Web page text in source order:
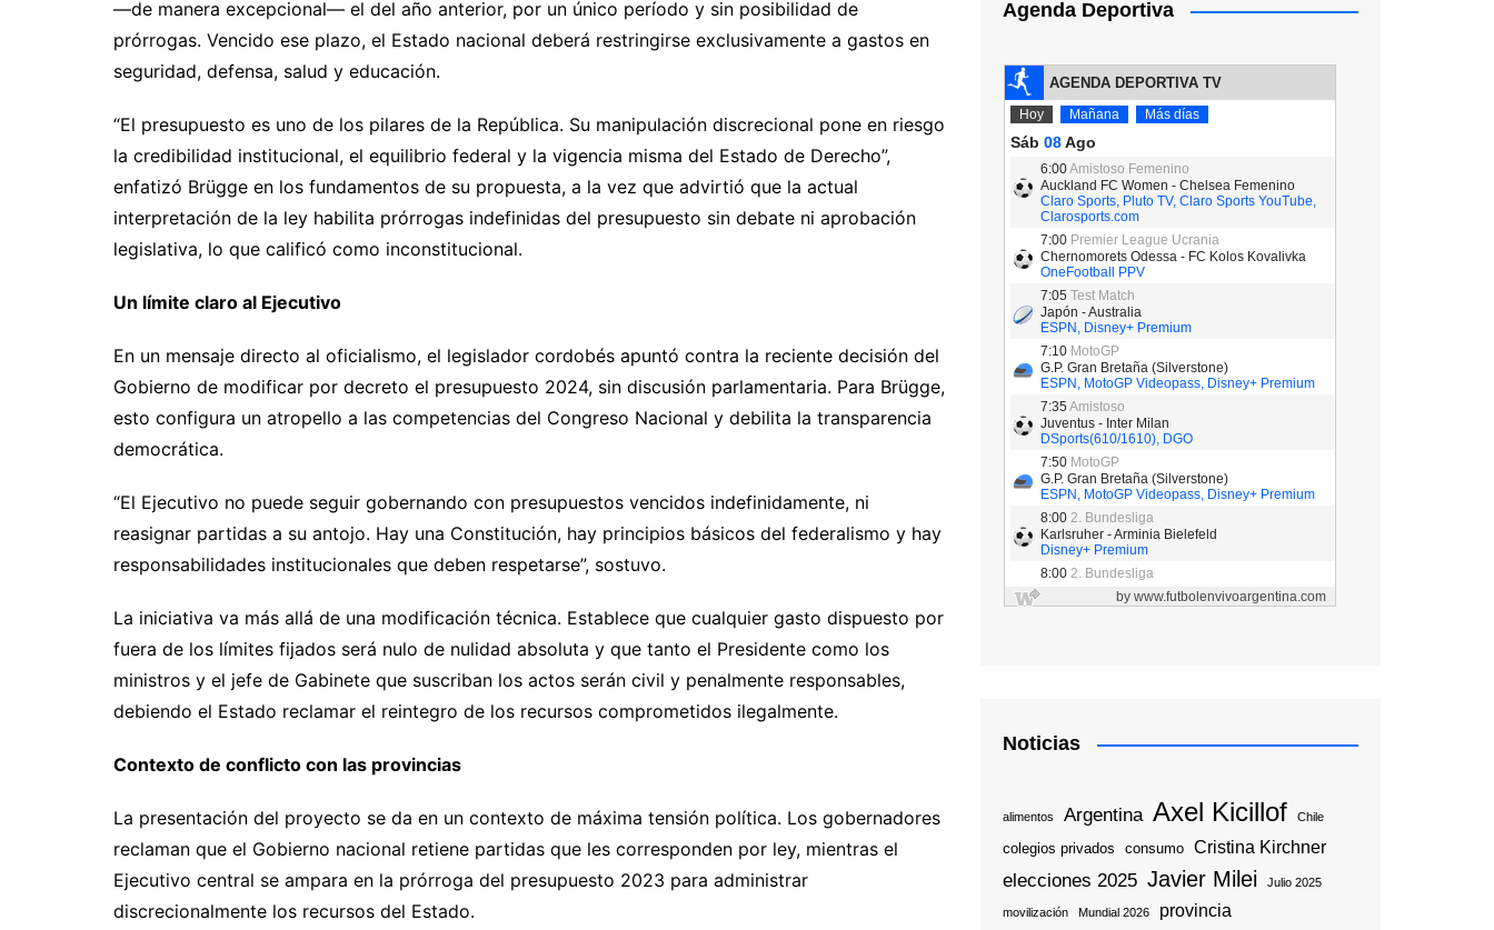
—de manera excepcional— el del año anterior, por un único período y sin posibilidad de
prórrogas. Vencido ese plazo, el Estado nacional deberá restringirse exclusivamente a gastos en
seguridad, defensa, salud y educación.
“El presupuesto es uno de los pilares de la República. Su manipulación discrecional pone en riesgo
la credibilidad institucional, el equilibrio federal y la vigencia misma del Estado de Derecho”,
enfatizó Brügge en los fundamentos de su propuesta, a la vez que advirtió que la actual
interpretación de la ley habilita prórrogas indefinidas del presupuesto sin debate ni aprobación
legislativa, lo que calificó como inconstitucional.
Un límite claro al Ejecutivo
En un mensaje directo al oficialismo, el legislador cordobés apuntó contra la reciente decisión del
Gobierno de modificar por decreto el presupuesto 2024, sin discusión parlamentaria. Para Brügge,
esto configura un atropello a las competencias del Congreso Nacional y debilita la transparencia
democrática.
“El Ejecutivo no puede seguir gobernando con presupuestos vencidos indefinidamente, ni
reasignar partidas a su antojo. Hay una Constitución, hay principios básicos del federalismo y hay
responsabilidades institucionales que deben respetarse”, sostuvo.
La iniciativa va más allá de una modificación técnica. Establece que cualquier gasto dispuesto por
fuera de los límites fijados será nulo de nulidad absoluta y que tanto el Presidente como los
ministros y el jefe de Gabinete que suscriban los actos serán civil y penalmente responsables,
debiendo el Estado reclamar el reintegro de los recursos comprometidos ilegalmente.
Contexto de conflicto con las provincias
La presentación del proyecto se da en un contexto de máxima tensión política. Los gobernadores
reclaman que el Gobierno nacional retiene partidas que les corresponden por ley, mientras el
Ejecutivo central se ampara en la prórroga del presupuesto 2023 para administrar
discrecionalmente los recursos del Estado.
Agenda Deportiva
Noticias
alimentos Argentina Axel Kicillof Chile
colegios privados consumo Cristina Kirchner
elecciones 2025 Javier Milei Julio 2025
movilización Mundial 2026 provincia